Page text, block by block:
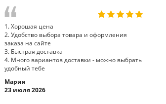
хит!
1. Хорошая цена
2. Удобство выбора товара и оформления
заказа на сайте
3. Быстрая доставка
4. Много вариантов доставки - можно выбрать
удобный тебе
Мария
23 июля 2026